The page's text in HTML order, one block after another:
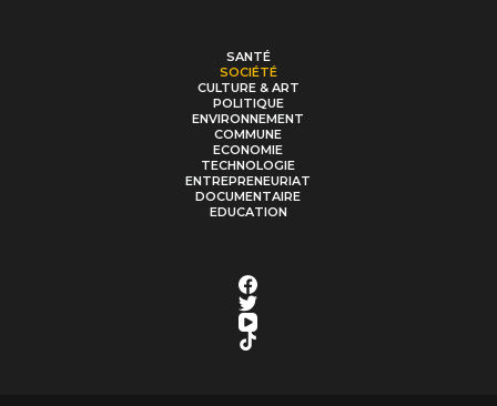
SANTÉ
SOCIÉTÉ
CULTURE & ART
POLITIQUE
ENVIRONNEMENT
COMMUNE
ECONOMIE
TECHNOLOGIE
ENTREPRENEURIAT
DOCUMENTAIRE
EDUCATION